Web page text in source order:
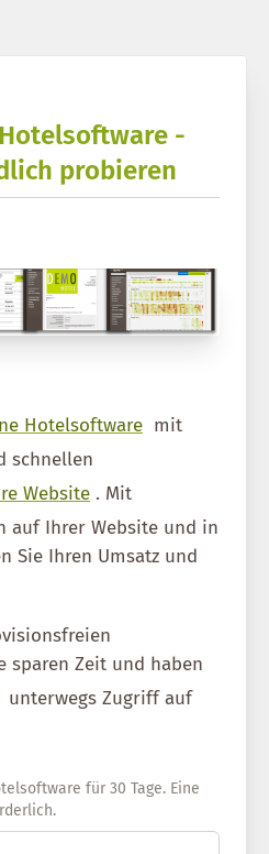
-
probieren
Hotelsoftware mit
schnellen
Website . Mit
auf Ihrer Website und in
Sie Ihren Umsatz und
sparen Zeit und haben
unterwegs Zugriff auf
für 30 Tage. Eine